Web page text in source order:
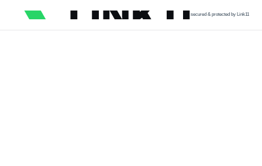
secured & protected by Link11